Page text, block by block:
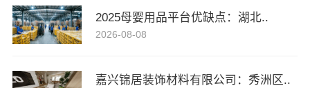
2025母婴用品平台优缺点：湖北..
2026-08-08
嘉兴锦居装饰材料有限公司：秀洲区..